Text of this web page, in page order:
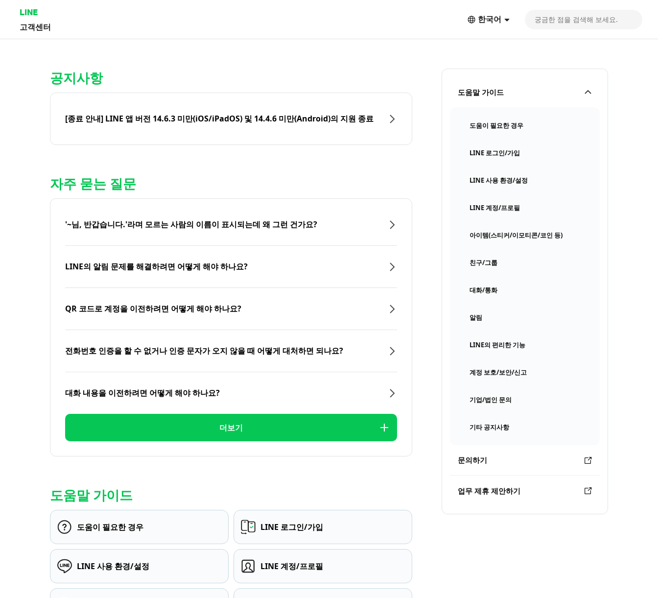
LINE
고객센터
한국어
도움말 가이드
도움이 필요한 경우
LINE 로그인/가입
LINE 사용 환경/설정
LINE 계정/프로필
아이템(스티커/이모티콘/코인 등)
친구/그룹
대화/통화
알림
LINE의 편리한 기능
계정 보호/보안/신고
기업/법인 문의
기타 공지사항
문의하기
업무 제휴 제안하기
공지사항
[종료 안내] LINE 앱 버전 14.6.3 미만(iOS/iPadOS) 및 14.4.6 미만(Android)의 지원 종료
자주 묻는 질문
'~님, 반갑습니다.'라며 모르는 사람의 이름이 표시되는데 왜 그런 건가요?
LINE의 알림 문제를 해결하려면 어떻게 해야 하나요?
QR 코드로 계정을 이전하려면 어떻게 해야 하나요?
전화번호 인증을 할 수 없거나 인증 문자가 오지 않을 때 어떻게 대처하면 되나요?
대화 내용을 이전하려면 어떻게 해야 하나요?
더보기
도움말 가이드
도움이 필요한 경우 LINE 로그인/가입
LINE 사용 환경/설정 LINE 계정/프로필